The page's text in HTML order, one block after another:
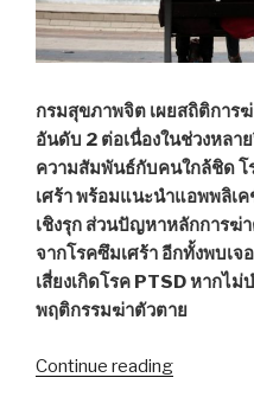
กรมสุขภาพจิต เผยสถิติการฆ่
อันดับ 2 ต่อเนื่องในช่วงหล
ความสัมพันธ์กับคนใกล้ชิด โ
เศร้า พร้อมแนะนำแอพพลิเ
เชิงรุก ส่วนปัญหาหลักการฆ่
จากโรคซึมเศร้า อีกทั้งพบเ
เสี่ยงเกิดโรค PTSD หากไม่
พฤติกรรมฆ่าตัวตาย
Continue reading